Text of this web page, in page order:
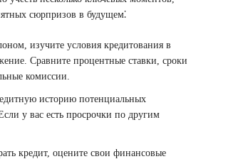
сюрпризов в будущем⁚
изучите условия кредитования в
Сравните процентные ставки, сроки
комиссии.
историю потенциальных
у вас есть просрочки по другим
кредит, оцените свои финансовые